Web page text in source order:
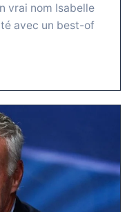
vrai nom Isabelle
avec un best-of